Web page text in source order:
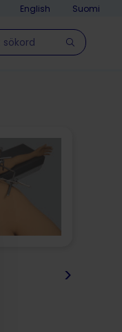
English Suomi
>